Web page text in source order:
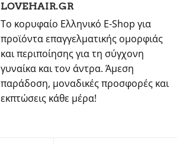
LOVEHAIR.GR
Το κορυφαίο Ελληνικό E-Shop για
προϊόντα επαγγελματικής ομορφιάς
και περιποίησης για τη σύγχονη
γυναίκα και τον άντρα. Άμεση
παράδοση, μοναδικές προσφορές και
εκπτώσεις κάθε μέρα!